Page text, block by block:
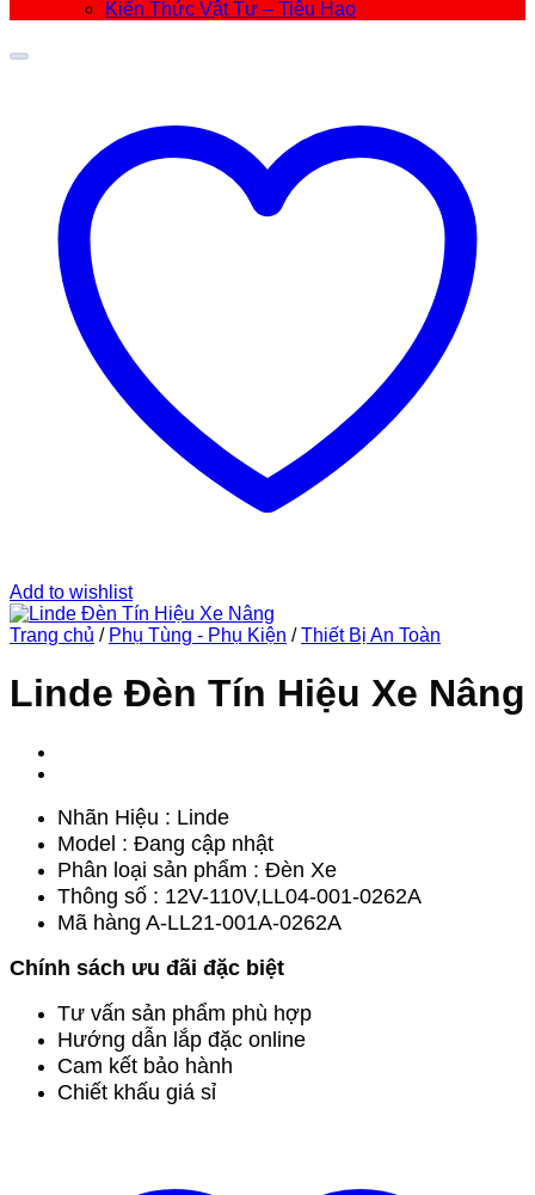
Kiến Thức Vật Tư – Tiêu Hao
Add to wishlist
Trang chủ / Phụ Tùng - Phụ Kiện / Thiết Bị An Toàn
Linde Đèn Tín Hiệu Xe Nâng
Nhãn Hiệu : Linde
Model : Đang cập nhật
Phân loại sản phẩm : Đèn Xe
Thông số : 12V-110V,LL04-001-0262A
Mã hàng A-LL21-001A-0262A
Chính sách ưu đãi đặc biệt
Tư vấn sản phẩm phù hợp
Hướng dẫn lắp đặc online
Cam kết bảo hành
Chiết khấu giá sỉ